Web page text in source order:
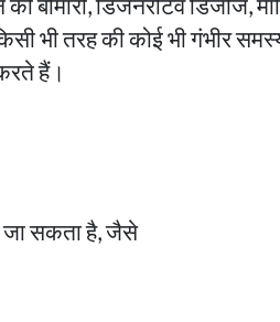
भी तरह की कोई भी गंभीर
हैं।
जा सकता है, जैसे